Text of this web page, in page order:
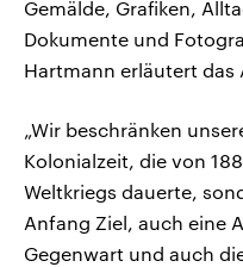
Gemälde, Grafiken,
Dokumente und
Hartmann erläutert das
„Wir beschränken
Kolonialzeit, die von
Weltkriegs dauerte,
Anfang Ziel, auch eine
Gegenwart und auch